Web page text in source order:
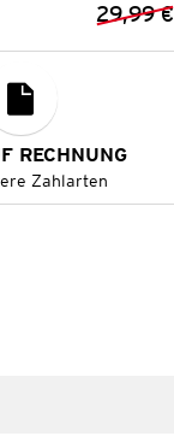
29,99 €
RECHNUNG
Zahlarten